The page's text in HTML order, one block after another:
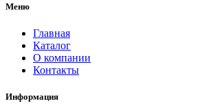
Меню
Главная
Каталог
О компании
Контакты
Информация